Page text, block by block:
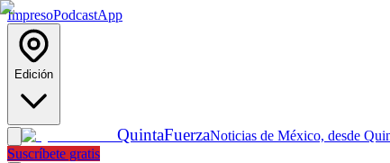
ImpresoPodcastApp
Edición
QuintaFuerzaNoticias de México, desde
Suscríbete gratis